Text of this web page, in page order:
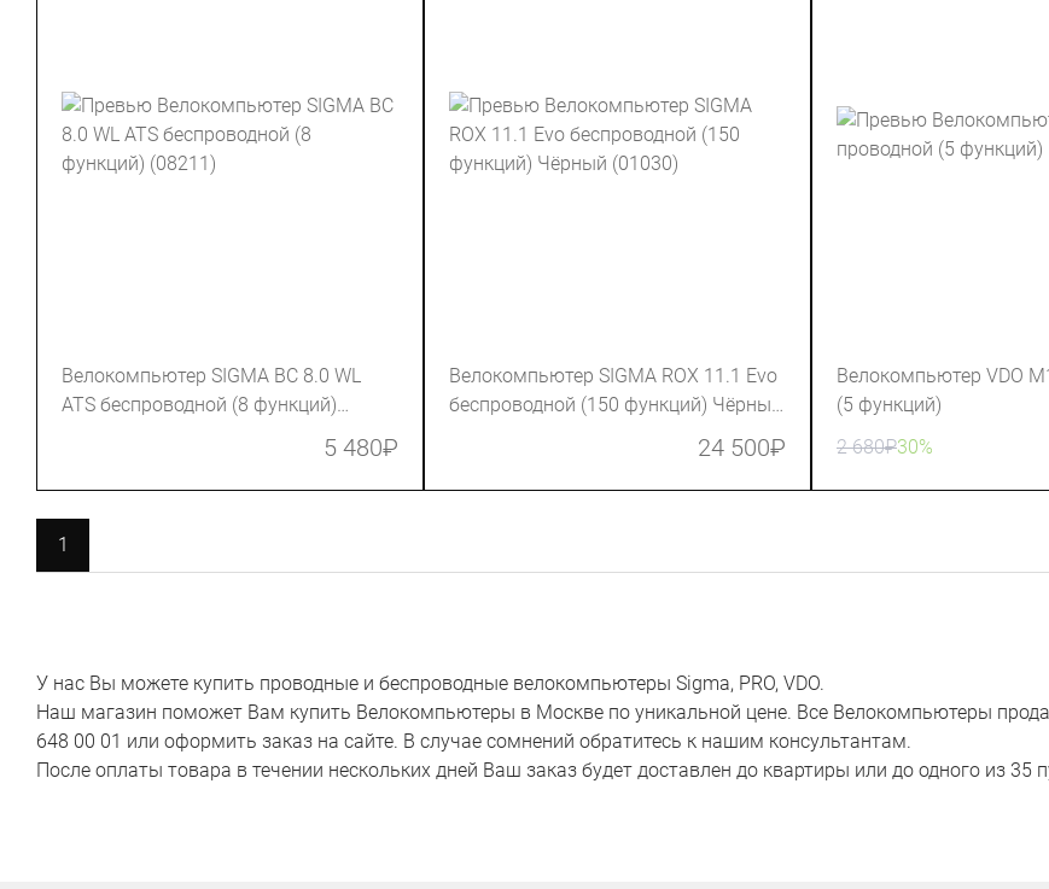
Велокомпьютер SIGMA BC 8.0 WL
ATS беспроводной (8 функций)
5 480₽
Велокомпьютер SIGMA ROX 11.1 Evo
беспроводной (150 функций) Чёрный
24 500₽
Велокомпьютер VDO
(5 функций)
2 680₽30%
1
У нас Вы можете купить проводные и беспроводные велокомпьютеры Sigma, PRO, VDO.
Наш магазин поможет Вам купить Велокомпьютеры в Москве по уникальной цене. Все Велокомпьютеры
648 00 01 или оформить заказ на сайте. В случае сомнений обратитесь к нашим консультантам.
После оплаты товара в течении нескольких дней Ваш заказ будет доставлен до квартиры или до одного из 35